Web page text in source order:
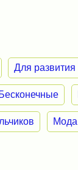
Для развития
Бесконечные
Мода